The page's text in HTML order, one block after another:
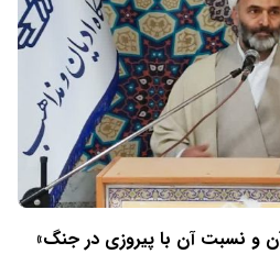
و نسبت آن با پیروزی در جنگ»